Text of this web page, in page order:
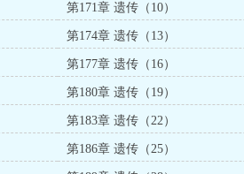
第171章 遗传（10）
第174章 遗传（13）
第177章 遗传（16）
第180章 遗传（19）
第183章 遗传（22）
第186章 遗传（25）